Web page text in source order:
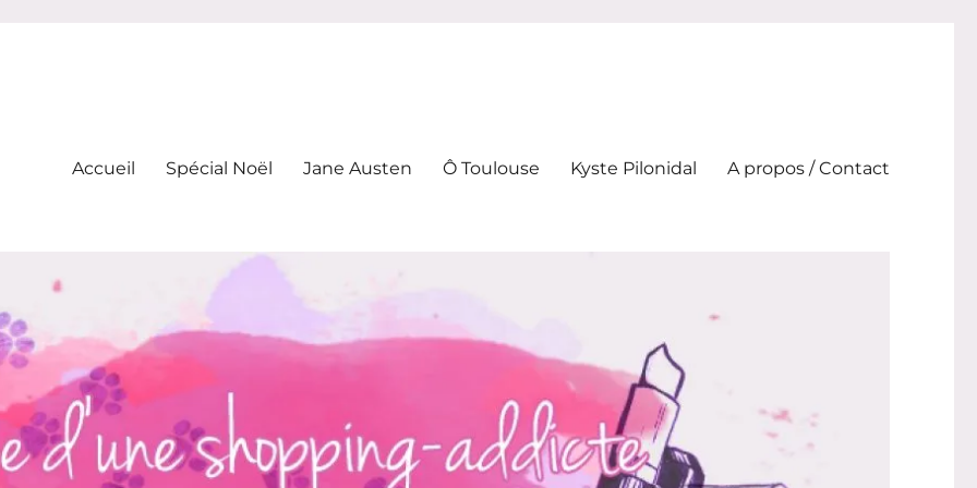
Accueil Spécial Noël Jane Austen Ô Toulouse Kyste Pilonidal A propos / Contact